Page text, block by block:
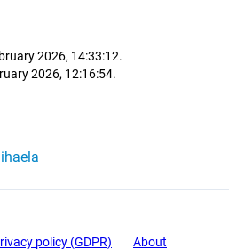
2026, 14:33:12.
2026, 12:16:54.
policy (GDPR) About